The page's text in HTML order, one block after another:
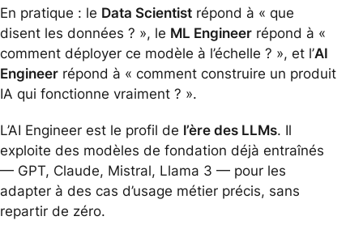
En pratique : le Data Scientist répond à « que
disent les données ? », le ML Engineer répond à «
comment déployer ce modèle à l’échelle ? », et l’AI
Engineer répond à « comment construire un produit
IA qui fonctionne vraiment ? ».
L’AI Engineer est le profil de l’ère des LLMs. Il
exploite des modèles de fondation déjà entraînés
— GPT, Claude, Mistral, Llama 3 — pour les
adapter à des cas d’usage métier précis, sans
repartir de zéro.